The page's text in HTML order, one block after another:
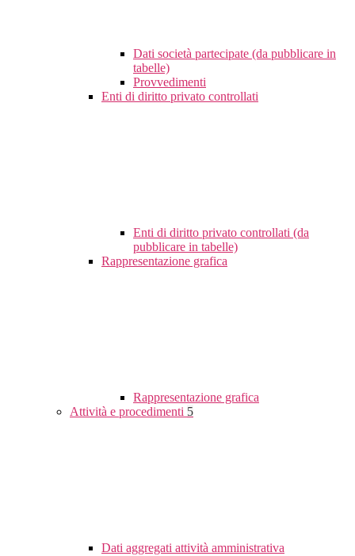
Dati società partecipate (da pubblicare in
tabelle)
Provvedimenti
Enti di diritto privato controllati
Enti di diritto privato controllati (da
pubblicare in tabelle)
Rappresentazione grafica
Rappresentazione grafica
Attività e procedimenti 5
Dati aggregati attività amministrativa